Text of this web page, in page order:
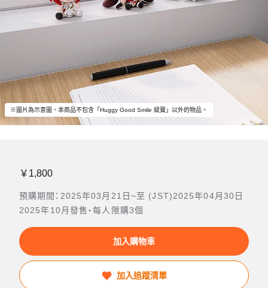
※圖片為示意圖。本商品不包含「Huggy Good Smile 緹寶」以外的物品。
￥1,800
預購期間：2025年03月21日~至 (JST)2025年04月30日
2025年10月發售・每人限購3個
加入購物車
加入追蹤清單